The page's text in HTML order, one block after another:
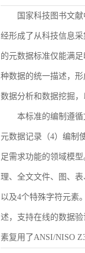
码（GB/T 2659-
（GB/T 4880.1-2005
国家科技图书文
经形成了从科技信息
的元数据标准仅能满
种数据的统一描述，
数据分析和数据挖掘
本标准的编制遵
元数据记录（4）编制
足需求功能的领域模
理、全文文件、图、
以及4个特殊字符元素
述，支持在线的数据
素复用了ANSI/NISO